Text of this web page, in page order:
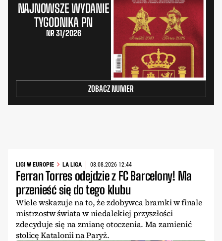
NAJNOWSZE WYDANIE
TYGODNIKA PN
NR 31/2026
ZOBACZ NUMER
LIGI W EUROPIE LA LIGA 08.08.2026 12:44
Ferran Torres odejdzie z FC Barcelony! Ma
przenieść się do tego klubu
Wiele wskazuje na to, że zdobywca bramki w finale
mistrzostw świata w niedalekiej przyszłości
zdecyduje się na zmianę otoczenia. Ma zamienić
stolicę Katalonii na Paryż.